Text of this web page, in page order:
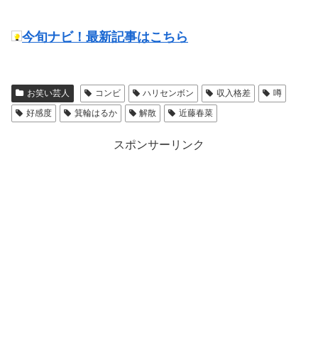
今旬ナビ！最新記事はこちら
お笑い芸人 コンビ ハリセンボン 収入格差
噂
好感度
箕輪はるか 解散 近藤春菜
スポンサーリンク